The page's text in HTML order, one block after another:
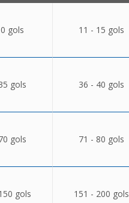
gols 11 - 15 gols
gols 36 - 40 gols
gols 71 - 80 gols
gols 151 - 200 gols